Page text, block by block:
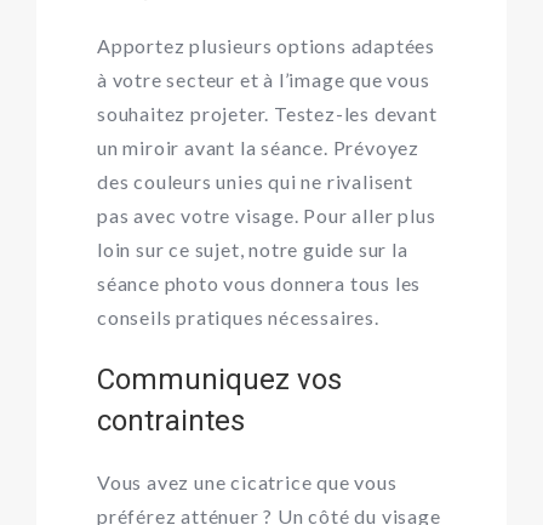
Apportez plusieurs options adaptées
à votre secteur et à l’image que vous
souhaitez projeter. Testez-les devant
un miroir avant la séance. Prévoyez
des couleurs unies qui ne rivalisent
pas avec votre visage. Pour aller plus
loin sur ce sujet, notre guide sur la
séance photo vous donnera tous les
conseils pratiques nécessaires.
Communiquez vos
contraintes
Vous avez une cicatrice que vous
préférez atténuer ? Un côté du visage